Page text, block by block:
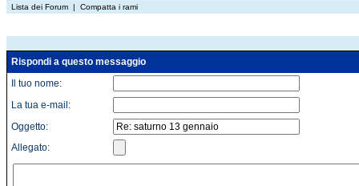
Lista dei Forum | Compatta i rami
Rispondi a questo messaggio
Il tuo nome:
La tua e-mail:
Oggetto:
Allegato: